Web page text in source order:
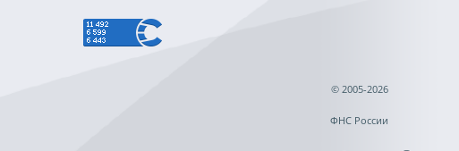
© 2005-2026
ФНС России